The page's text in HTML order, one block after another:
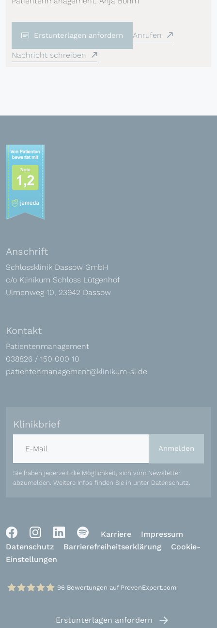
Erstunterlagen anfordern Anrufen
Nachricht schreiben
Anschrift
Schlossklinik Dassow GmbH
c/o Klinikum Schloss Lütgenhof
Ulmenweg 10, 23942 Dassow
Kontakt
Patientenmanagement
038826 / 150 000 10
patientenmanagement@klinikum-sl.de
Klinikbrief
Anmelden
Sie haben jederzeit die Möglichkeit, sich vom Newsletter
abzumelden. Weitere Infos finden Sie in unter Datenschutz.
Karriere
Impressum
Datenschutz
Barrierefreiheitserklärung
Cookie-
Einstellungen
Klinikum Schloss Lütgenhof
96 Bewertungen auf ProvenExpert.com
Erstunterlagen anfordern